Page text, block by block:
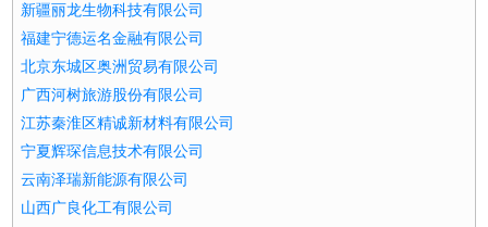
新疆丽龙生物科技有限公司
福建宁德运名金融有限公司
北京东城区奥洲贸易有限公司
广西河树旅游股份有限公司
江苏秦淮区精诚新材料有限公司
宁夏辉琛信息技术有限公司
云南泽瑞新能源有限公司
山西广良化工有限公司